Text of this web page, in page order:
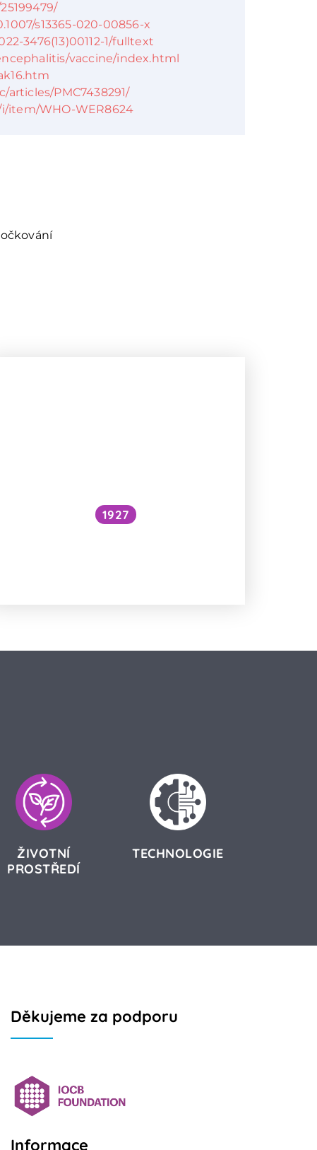
s13365-020-00856-x
3476(13)00112-1/fulltext
vaccine/index.html
PMC7438291/
item/WHO-WER8624
očkování
1927
ŽIVOTNÍ
PROSTŘEDÍ
TECHNOLOGIE
Děkujeme za podporu
Informace